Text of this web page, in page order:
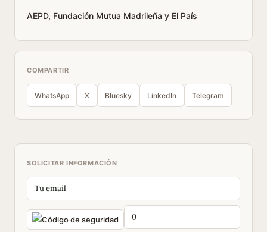
AEPD, Fundación Mutua Madrileña y El País
COMPARTIR
WhatsApp X Bluesky LinkedIn Telegram
SOLICITAR INFORMACIÓN